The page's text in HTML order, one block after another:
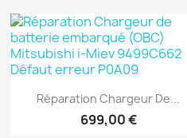
Aperçu rapide
Réparation Chargeur De...
699,00 €